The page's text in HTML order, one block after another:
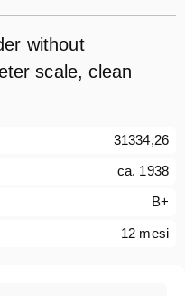
without
scale, clean
31334,26
ca. 1938
B+
12 mesi